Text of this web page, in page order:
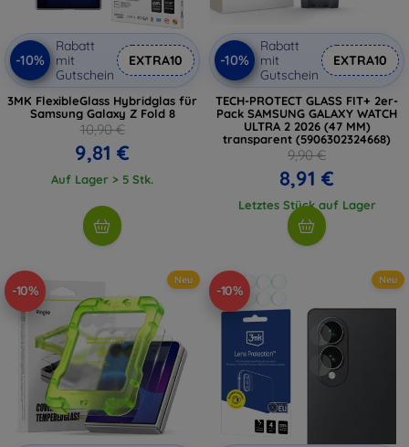
-10%
Rabatt
mit
Gutschein
EXTRA10
3MK FlexibleGlass Hybridglas für
Samsung Galaxy Z Fold 8
10,90 €
9,81 €
Auf Lager > 5 Stk.
-10%
Rabatt
mit
Gutschein
EXTRA10
TECH-PROTECT GLASS FIT+ 2er-
Pack SAMSUNG GALAXY WATCH
ULTRA 2 2026 (47 MM)
transparent (5906302324668)
9,90 €
8,91 €
Letztes Stück auf Lager
-10%
Neu
-10%
Neu